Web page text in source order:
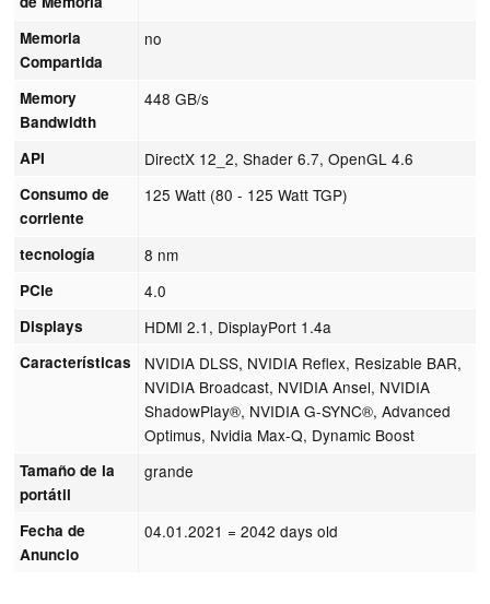
Memoria
Compartida
no
Memory
Bandwidth
448 GB/s
API DirectX 12_2, Shader 6.7, OpenGL 4.6
Consumo de
corriente
125 Watt (80 - 125 Watt TGP)
tecnología 8 nm
PCIe 4.0
Displays HDMI 2.1, DisplayPort 1.4a
Características
NVIDIA DLSS, NVIDIA Reflex, Resizable BAR,
NVIDIA Broadcast, NVIDIA Ansel, NVIDIA
ShadowPlay®, NVIDIA G-SYNC®, Advanced
Optimus, Nvidia Max-Q, Dynamic Boost
Tamaño de la
portátil
grande
Fecha de
Anuncio
04.01.2021 = 2042 days old